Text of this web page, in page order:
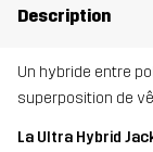
Description
Un hybride entre
superposition de
La Ultra Hybrid